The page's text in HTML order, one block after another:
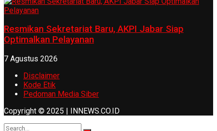
Resmikan Sekretariat Baru, AKPI Jabar Siap
Optimalkan Pelayanan
7 Agustus 2026
Disclaimer
Kode Etik
Pedoman Media Siber
Copyright © 2025 | INNEWS.CO.ID